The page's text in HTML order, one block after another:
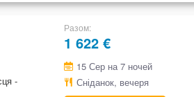
-
Разом
1 622 €
15 Сер на 7 ночей
Сніданок, вечеря